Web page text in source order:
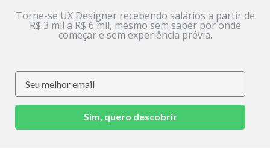
Torne-se UX Designer recebendo salários a partir de
R$ 3 mil a R$ 6 mil, mesmo sem saber por onde
começar e sem experiência prévia.
Sim, quero descobrir